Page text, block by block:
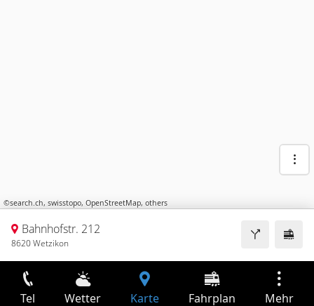
©search.ch, swisstopo, OpenStreetMap, others
Bahnhofstr. 212
8620 Wetzikon
Tel Wetter Karte Fahrplan Mehr